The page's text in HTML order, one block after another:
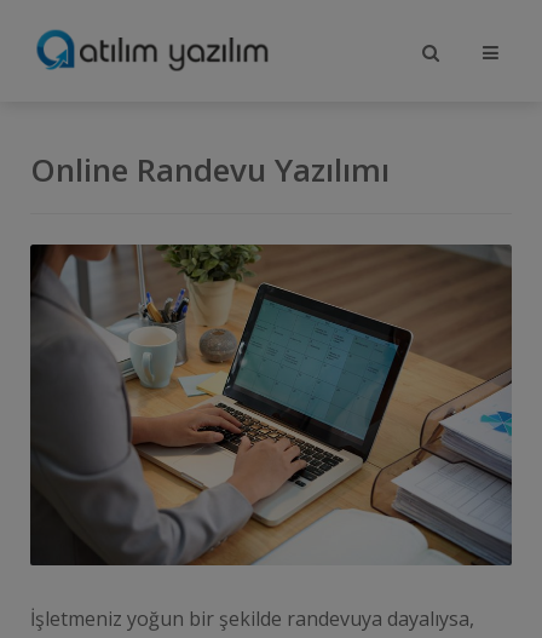
Online Randevu Yazılımı
İşletmeniz yoğun bir şekilde randevuya dayalıysa,